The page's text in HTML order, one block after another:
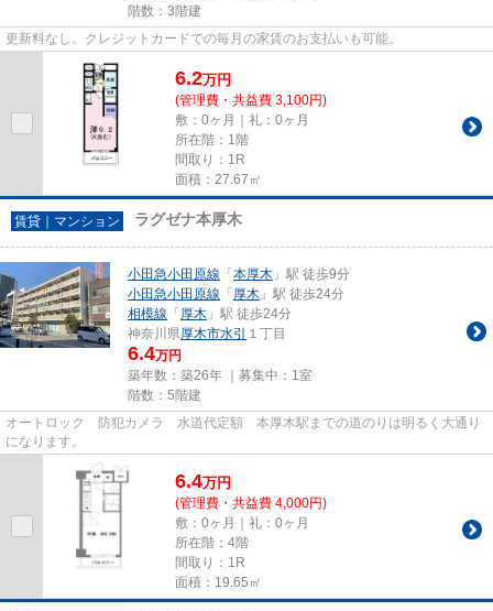
階数：3階建
更新料なし。クレジットカードでの毎月の家賃のお支払いも可能。
6.2万円
(管理費・共益費 3,100円)
敷：0ヶ月｜礼：0ヶ月
所在階：1階
間取り：1R
面積：27.67㎡
賃貸｜マンション ラグゼナ本厚木
小田急小田原線 「本厚木 」駅 徒歩9分
小田急小田原線 「厚木 」駅 徒歩24分
相模線 「厚木 」駅 徒歩24分
神奈川県厚木市水引 １丁目
6.4万円
築年数：築26年 ｜募集中： 1室
階数：5階建
オートロック 防犯カメラ 水道代定額 本厚木駅までの道のりは明るく大通り
になります。
6.4万円
(管理費・共益費 4,000円)
敷：0ヶ月｜礼：0ヶ月
所在階：4階
間取り：1R
面積：19.65㎡